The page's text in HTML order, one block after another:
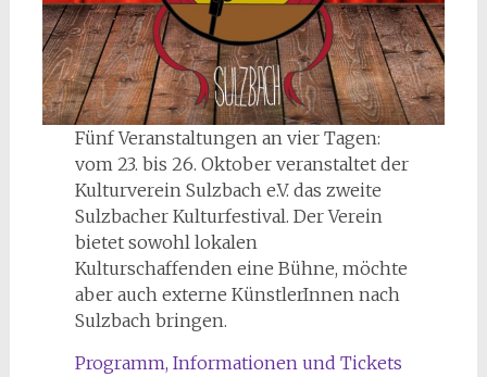
Fünf Veranstaltungen an vier Tagen:
vom 23. bis 26. Oktober veranstaltet der
Kulturverein Sulzbach e.V. das zweite
Sulzbacher Kulturfestival. Der Verein
bietet sowohl lokalen
Kulturschaffenden eine Bühne, möchte
aber auch externe KünstlerInnen nach
Sulzbach bringen.
Programm, Informationen und Tickets